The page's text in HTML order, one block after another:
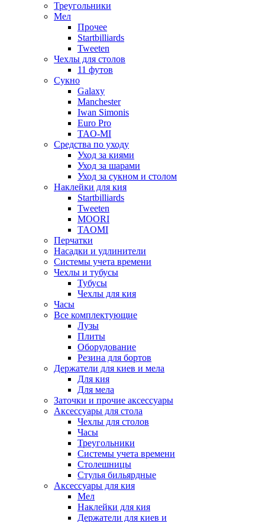
Треугольники
Мел
Прочее
Startbilliards
Tweeten
Чехлы для столов
11 футов
Сукно
Galaxy
Manchester
Iwan Simonis
Euro Pro
TAO-MI
Средства по уходу
Уход за киями
Уход за шарами
Уход за сукном и столом
Наклейки для кия
Startbilliards
Tweeten
MOORI
TAOMI
Перчатки
Насадки и удлинители
Системы учета времени
Чехлы и тубусы
Тубусы
Чехлы для кия
Часы
Все комплектующие
Лузы
Плиты
Оборудование
Резина для бортов
Держатели для киев и мела
Для кия
Для мела
Заточки и прочие аксессуары
Аксессуары для стола
Чехлы для столов
Часы
Треугольники
Системы учета времени
Столешницы
Стулья бильярдные
Аксессуары для кия
Мел
Наклейки для кия
Держатели для киев и